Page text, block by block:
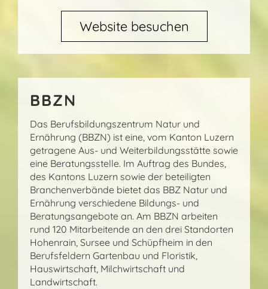
Website besuchen
BBZN
Das Berufsbildungszentrum Natur und
Ernährung (BBZN) ist eine, vom Kanton Luzern
getragene Aus- und Weiterbildungsstätte sowie
eine Beratungsstelle. Im Auftrag des Bundes,
des Kantons Luzern sowie der beteiligten
Branchenverbände bietet das BBZ Natur und
Ernährung verschiedene Bildungs- und
Beratungsangebote an. Am BBZN arbeiten
rund 120 Mitarbeitende an den drei Standorten
Hohenrain, Sursee und Schüpfheim in den
Berufsfeldern Gartenbau und Floristik,
Hauswirtschaft, Milchwirtschaft und
Landwirtschaft.